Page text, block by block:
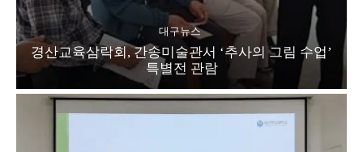
대구뉴스
경산교육삼락회, 간송미술관서 ‘추사의 그림 수업’
특별전 관람